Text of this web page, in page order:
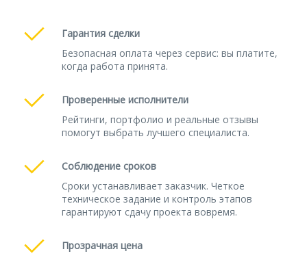
Гарантия сделки
Безопасная оплата через сервис: вы платите,
когда работа принята.
Проверенные исполнители
Рейтинги, портфолио и реальные отзывы
помогут выбрать лучшего специалиста.
Соблюдение сроков
Сроки устанавливает заказчик. Четкое
техническое задание и контроль этапов
гарантируют сдачу проекта вовремя.
Прозрачная цена